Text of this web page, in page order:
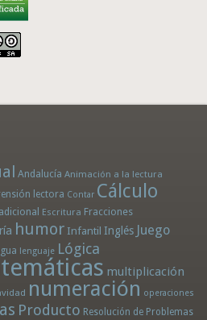
Andalucía Animación a la lectura
lectora Contar Cálculo
Escritura Fracciones
humor Infantil Inglés Juego
lenguaje Lógica
multiplicación
numeración operaciones
Producto Resolución de Problemas